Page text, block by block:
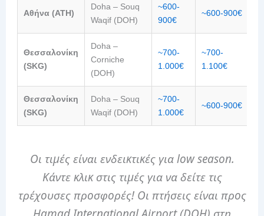
Αθήνα (ATH)
Doha – Souq
Waqif (DOH)
~600-
900€
~600-900€
Θεσσαλονίκη
(SKG)
Doha –
Corniche
(DOH)
~700-
1.000€
~700-
1.100€
Θεσσαλονίκη
(SKG)
Doha – Souq
Waqif (DOH)
~700-
1.000€
~600-900€
Οι τιμές είναι ενδεικτικές για low season.
Κάντε κλικ στις τιμές για να δείτε τις
τρέχουσες προσφορές! Οι πτήσεις είναι προς